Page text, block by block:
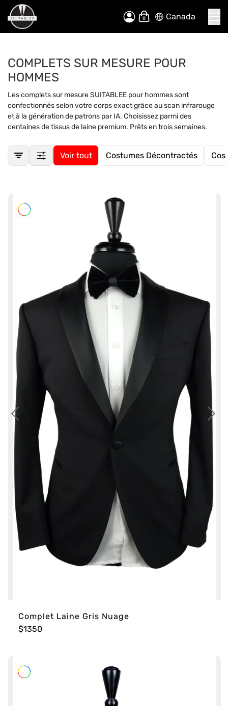
Canada
Allez
au
COMPLETS SUR MESURE POUR
HOMMES
Les complets sur mesure SUITABLEE pour hommes sont
confectionnés selon votre corps exact grâce au scan infrarouge
et à la génération de patrons par IA. Choisissez parmi des
centaines de tissus de laine premium. Prêts en trois semaines.
Voir tout Costumes Décontractés
Complet Laine Gris Nuage
$1350